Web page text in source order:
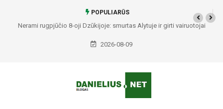
POPULIARŪS
Nerami rugpjūčio 8-oji Dzūkijoje: smurtas Alytuje ir girti vairuotojai
Druskininkuose bei Varėnos rajone
2026-08-09